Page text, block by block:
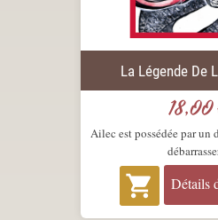
La Légende De
Prix
Ailec est possédée par un
 Détails